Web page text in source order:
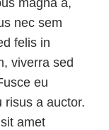
magna a,
nec sem
felis in
viverra sed
eu
risus a auctor.
amet